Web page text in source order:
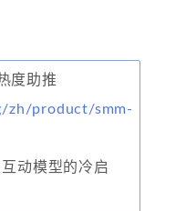
度助推
zh/product/smm-
动模型的冷启